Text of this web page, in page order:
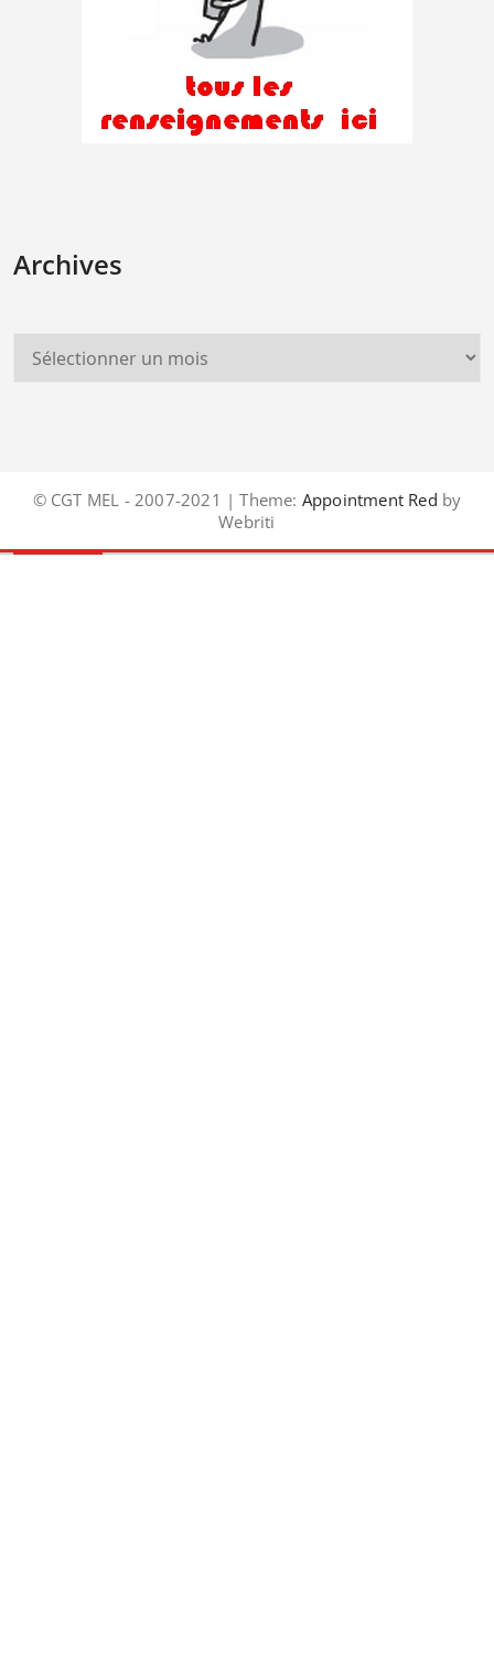
Archives
© CGT MEL - 2007-2021 | Theme: Appointment Red by
Webriti